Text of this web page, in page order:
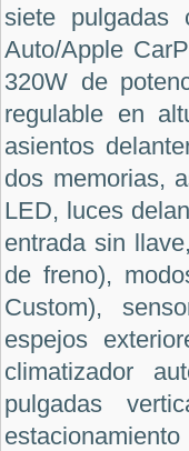
siete pulgadas
Auto/Apple
320W de
regulable en
asientos
dos memorias,
LED, luces
entrada sin
de freno),
Custom),
espejos
climatizador
pulgadas